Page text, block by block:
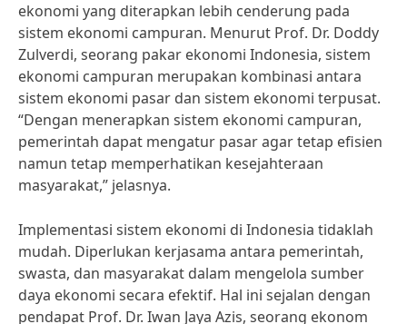
ekonomi yang diterapkan lebih cenderung pada
sistem ekonomi campuran. Menurut Prof. Dr. Doddy
Zulverdi, seorang pakar ekonomi Indonesia, sistem
ekonomi campuran merupakan kombinasi antara
sistem ekonomi pasar dan sistem ekonomi terpusat.
“Dengan menerapkan sistem ekonomi campuran,
pemerintah dapat mengatur pasar agar tetap efisien
namun tetap memperhatikan kesejahteraan
masyarakat,” jelasnya.
Implementasi sistem ekonomi di Indonesia tidaklah
mudah. Diperlukan kerjasama antara pemerintah,
swasta, dan masyarakat dalam mengelola sumber
daya ekonomi secara efektif. Hal ini sejalan dengan
pendapat Prof. Dr. Iwan Jaya Azis, seorang ekonom